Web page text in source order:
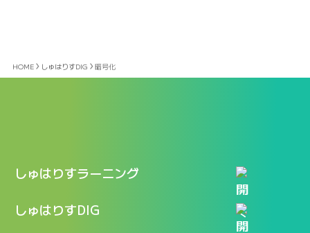
HOME しゅはりすDIG 暗号化
しゅはりすラーニング
特長
しゅはりすDIG